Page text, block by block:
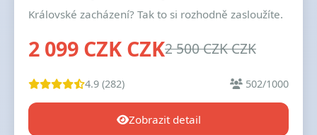
Královské zacházení? Tak to si rozhodně zasloužíte.
2 099 CZK CZK2 500 CZK CZK
4.9 (282) 502/1000
Zobrazit detail